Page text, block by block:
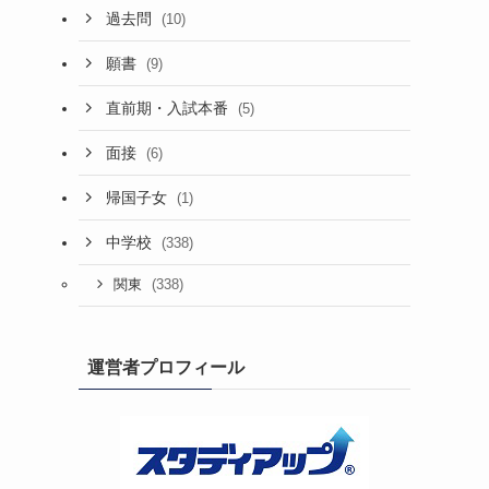
過去問 (10)
願書 (9)
直前期・入試本番 (5)
面接 (6)
帰国子女 (1)
中学校 (338)
関東 (338)
運営者プロフィール